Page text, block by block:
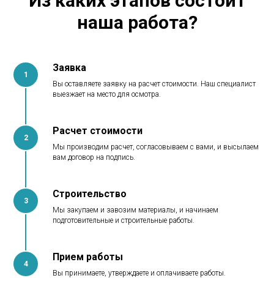
наша работа?
1
Заявка
Вы оставляете заявку на расчет стоимости. Наш специалист
выезжает на место для осмотра.
2
Расчет стоимости
Мы производим расчет, согласовываем с вами, и высылаем
вам договор на подпись.
3
Строительство
Мы закупаем и завозим материалы, и начинаем
подготовительные и строительные работы.
4
Прием работы
Вы принимаете, утверждаете и оплачиваете работы.